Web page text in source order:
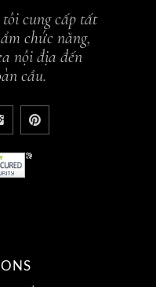
cung cấp tất
chức năng,
nội địa đến
cầu.